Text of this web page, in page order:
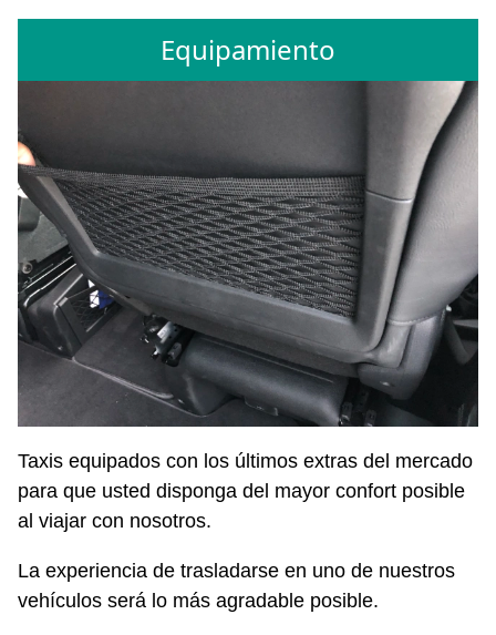
Equipamiento
Taxis equipados con los últimos extras del mercado
para que usted disponga del mayor confort posible
al viajar con nosotros.
La experiencia de trasladarse en uno de nuestros
vehículos será lo más agradable posible.